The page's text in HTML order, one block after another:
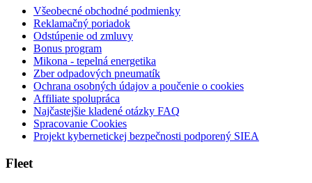
Všeobecné obchodné podmienky
Reklamačný poriadok
Odstúpenie od zmluvy
Bonus program
Mikona - tepelná energetika
Zber odpadových pneumatík
Ochrana osobných údajov a poučenie o cookies
Affiliate spolupráca
Najčastejšie kladené otázky FAQ
Spracovanie Cookies
Projekt kybernetickej bezpečnosti podporený SIEA
Fleet